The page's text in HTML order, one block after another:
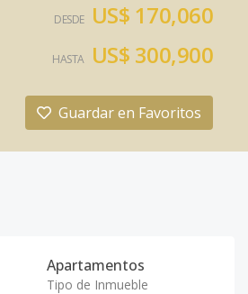
DESDE US$ 170,060
HASTA US$ 300,900
Guardar en Favoritos
Apartamentos
Tipo de Inmueble